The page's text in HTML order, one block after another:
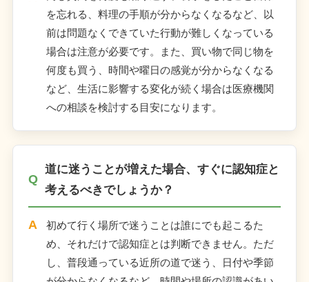
を忘れる、料理の手順が分からなくなるなど、以
前は問題なくできていた行動が難しくなっている
場合は注意が必要です。また、買い物で同じ物を
何度も買う、時間や曜日の感覚が分からなくなる
など、生活に影響する変化が続く場合は医療機関
への相談を検討する目安になります。
道に迷うことが増えた場合、すぐに認知症と
考えるべきでしょうか？
初めて行く場所で迷うことは誰にでも起こるた
め、それだけで認知症とは判断できません。ただ
し、普段通っている近所の道で迷う、日付や季節